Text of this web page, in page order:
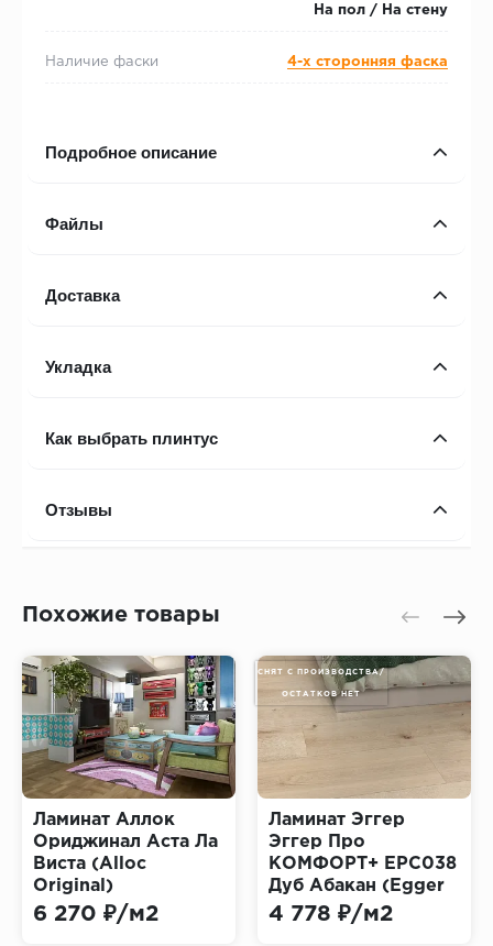
На пол / На стену
Наличие фаски 4-х сторонняя фаска
Подробное описание
Файлы
Доставка
Укладка
Как выбрать плинтус
Отзывы
Похожие товары
Ламинат Аллок
Ориджинал Аста Ла
Виста (Alloc
Original)
6 270 ₽/м2
СНЯТ С ПРОИЗВОДСТВА/
ОСТАТКОВ НЕТ
Ламинат Эггер
Эггер Про
КОМФОРТ+ EPC038
Дуб Абакан (Egger
EGGER PRO
4 778 ₽/м2